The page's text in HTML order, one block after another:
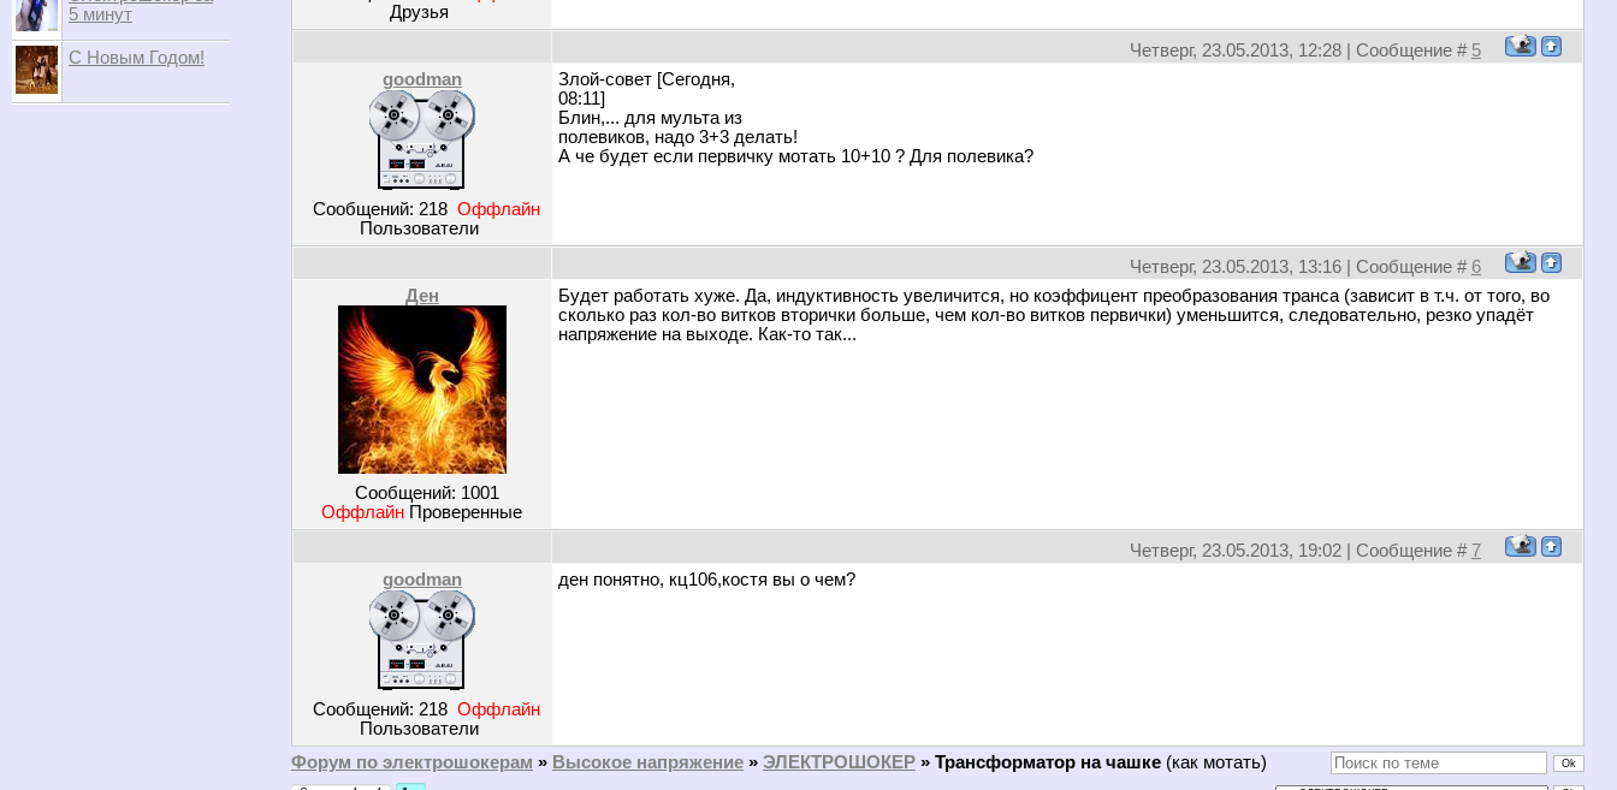
5 минут
С Новым Годом!
Друзья
Четверг, 23.05.2013, 12:28 | Сообщение # 5
goodman
Сообщений: 218 Оффлайн
Пользователи
Злой-совет [Сегодня,
08:11]
Блин,... для мульта из
полевиков, надо 3+3 делать!
А че будет если первичку мотать 10+10 ? Для полевика?
Четверг, 23.05.2013, 13:16 | Сообщение # 6
Ден
Сообщений: 1001
Оффлайн Проверенные
Будет работать хуже. Да, индуктивность увеличится, но коэффицент преобразования транса (зависит в т.ч. от того, во
сколько раз кол-во витков вторички больше, чем кол-во витков первички) уменьшится, следовательно, резко упадёт
напряжение на выходе. Как-то так...
Четверг, 23.05.2013, 19:02 | Сообщение # 7
goodman
Сообщений: 218 Оффлайн
Пользователи
ден понятно, кц106,костя вы о чем?
Форум по электрошокерам » Высокое напряжение » ЭЛЕКТРОШОКЕР » Трансформатор на чашке (как мотать)